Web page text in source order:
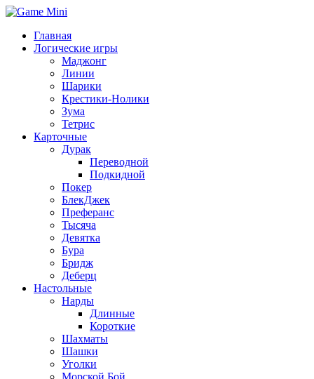
Главная
Логические игры
Маджонг
Линии
Шарики
Крестики-Нолики
Зума
Тетрис
Карточные
Дурак
Переводной
Подкидной
Покер
БлекДжек
Преферанс
Тысяча
Девятка
Бура
Бридж
Деберц
Настольные
Нарды
Длинные
Короткие
Шахматы
Шашки
Уголки
Морской Бой